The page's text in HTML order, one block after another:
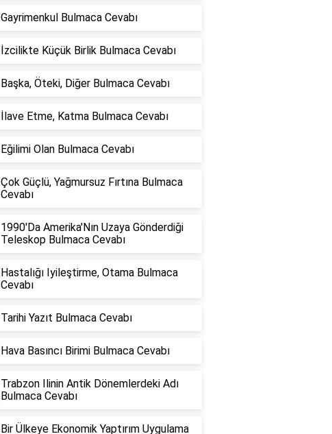
Gayrimenkul Bulmaca Cevabı
İzcilikte Küçük Birlik Bulmaca Cevabı
Başka, Öteki, Diğer Bulmaca Cevabı
İlave Etme, Katma Bulmaca Cevabı
Eğilimi Olan Bulmaca Cevabı
Çok Güçlü, Yağmursuz Fırtına Bulmaca
Cevabı
1990'Da Amerika'Nın Uzaya Gönderdiği
Teleskop Bulmaca Cevabı
Hastalığı Iyileştirme, Otama Bulmaca
Cevabı
Tarihi Yazıt Bulmaca Cevabı
Hava Basıncı Birimi Bulmaca Cevabı
Trabzon Ilinin Antik Dönemlerdeki Adı
Bulmaca Cevabı
Bir Ülkeye Ekonomik Yaptırım Uygulama